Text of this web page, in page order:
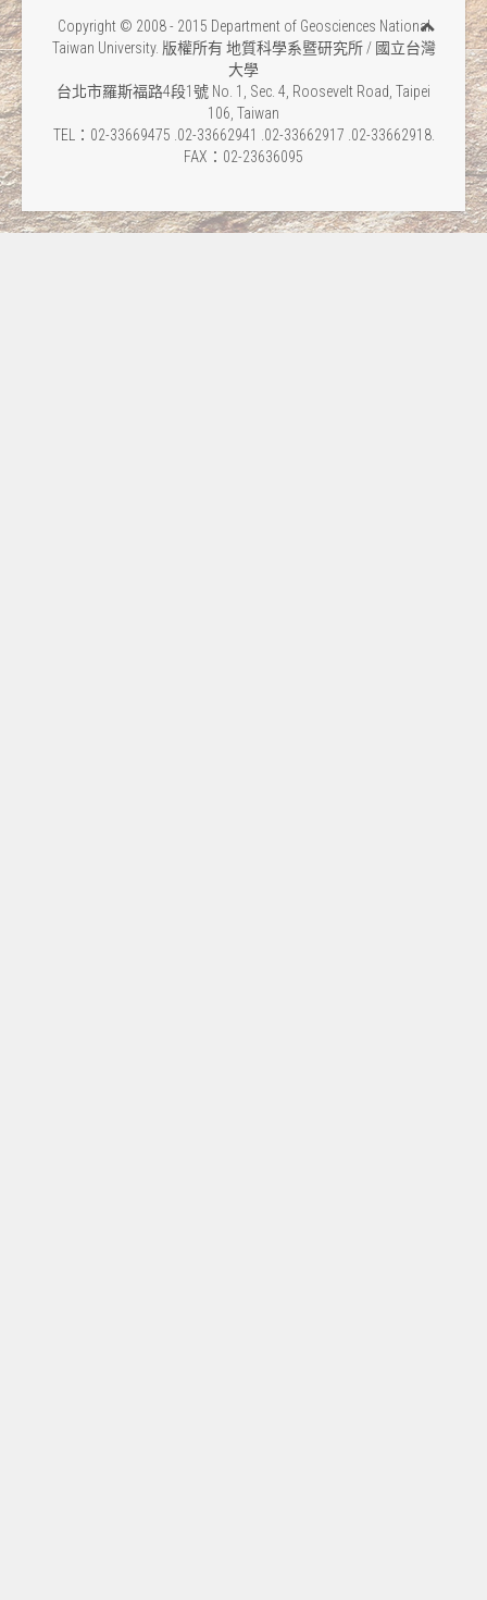
Copyright © 2008 - 2015 Department of Geosciences National
Taiwan University. 版權所有 地質科學系暨研究所 / 國立台灣
大學
台北市羅斯福路4段1號 No. 1, Sec. 4, Roosevelt Road, Taipei
106, Taiwan
TEL：02-33669475 .02-33662941 .02-33662917 .02-33662918.
FAX：02-23636095